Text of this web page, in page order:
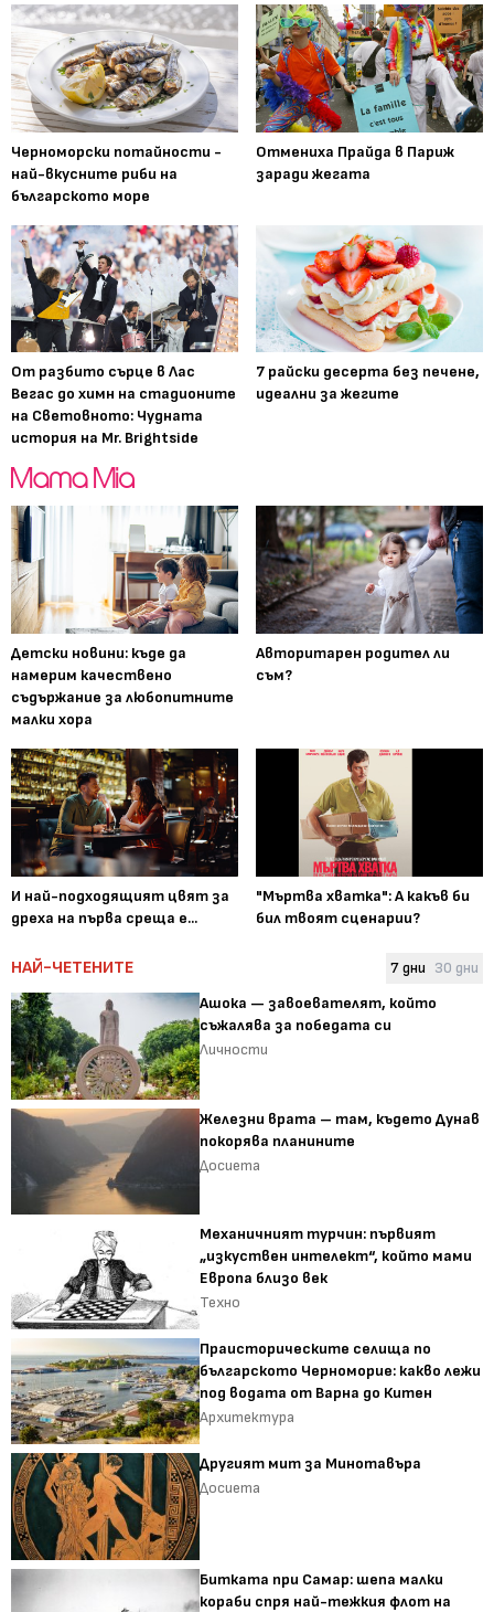
Черноморски потайности -
най-вкусните риби на
българското море
Отмениха Прайда в Париж
заради жегата
От разбито сърце в Лас
Вегас до химн на стадионите
на Световното: Чудната
история на Mr. Brightside
7 райски десерта без печене,
идеални за жегите
Детски новини: къде да
намерим качествено
съдържание за любопитните
малки хора
Авторитарен родител ли
съм?
И най-подходящият цвят за
дреха на първа среща е...
"Мъртва хватка": А какъв би
бил твоят сценарии?
НАЙ-ЧЕТЕНИТЕ 7 дни 30 дни
Ашока — завоевателят, който
съжалява за победата си
Личности
Железни врата – там, където Дунав
покорява планините
Досиета
Механичният турчин: първият
„изкуствен интелект“, който мами
Европа близо век
Техно
Праисторическите селища по
българското Черноморие: какво лежи
под водата от Варна до Китен
Архитектура
Другият мит за Минотавъра
Досиета
Битката при Самар: шепа малки
кораби спря най-тежкия флот на